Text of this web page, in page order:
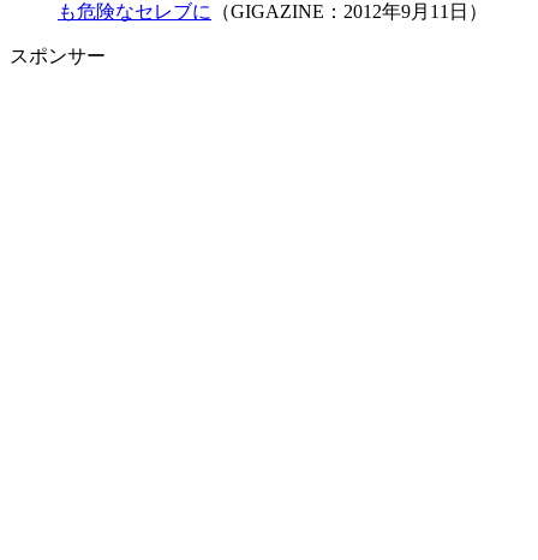
も危険なセレブに （GIGAZINE：2012年9月11日）
スポンサー